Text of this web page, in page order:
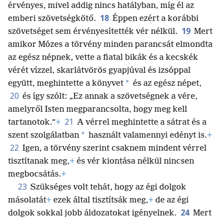
érvényes, mivel addig nincs hatályban, míg él az
emberi szövetségkötő. 18 Éppen ezért a korábbi
szövetséget sem érvényesítették vér nélkül. 19 Mert
amikor Mózes a törvény minden parancsát elmondta
az egész népnek, vette a fiatal bikák és a kecskék
vérét vízzel, skarlátvörös gyapjúval és izsóppal
együtt, meghintette a könyvet * és az egész népet,
20 és így szólt: „Ez annak a szövetségnek a vére,
amelyről Isten megparancsolta, hogy meg kell
tartanotok.”+ 21 A vérrel meghintette a sátrat és a
szent szolgálatban * használt valamennyi edényt is.+
22 Igen, a törvény szerint csaknem mindent vérrel
tisztítanak meg,+ és vér kiontása nélkül nincsen
megbocsátás.+
23 Szükséges volt tehát, hogy az égi dolgok
másolatát+ ezek által tisztítsák meg,+ de az égi
dolgok sokkal jobb áldozatokat igényelnek. 24 Mert